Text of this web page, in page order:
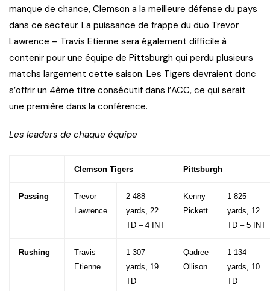
manque de chance, Clemson a la meilleure défense du pays
dans ce secteur. La puissance de frappe du duo Trevor
Lawrence – Travis Etienne sera également difficile à
contenir pour une équipe de Pittsburgh qui perdu plusieurs
matchs largement cette saison. Les Tigers devraient donc
s’offrir un 4ème titre consécutif dans l’ACC, ce qui serait
une première dans la conférence.
Les leaders de chaque équipe
Clemson Tigers Pittsburgh
Passing
Trevor
Lawrence
2 488
yards, 22
TD – 4 INT
Kenny
Pickett
1 825
yards, 12
TD – 5 INT
Rushing
Travis
Etienne
1 307
yards, 19
TD
Qadree
Ollison
1 134
yards, 10
TD